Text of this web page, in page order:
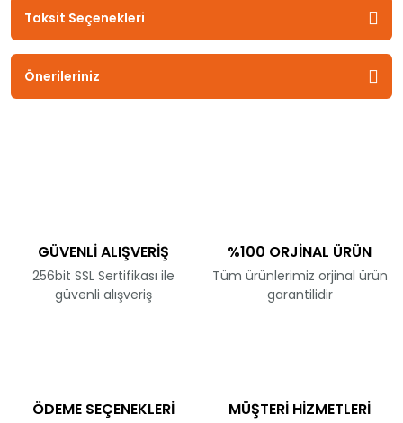
Taksit Seçenekleri
Önerileriniz
GÜVENLİ ALIŞVERİŞ
256bit SSL Sertifikası ile
güvenli alışveriş
%100 ORJİNAL ÜRÜN
Tüm ürünlerimiz orjinal ürün
garantilidir
ÖDEME SEÇENEKLERİ MÜŞTERİ HİZMETLERİ